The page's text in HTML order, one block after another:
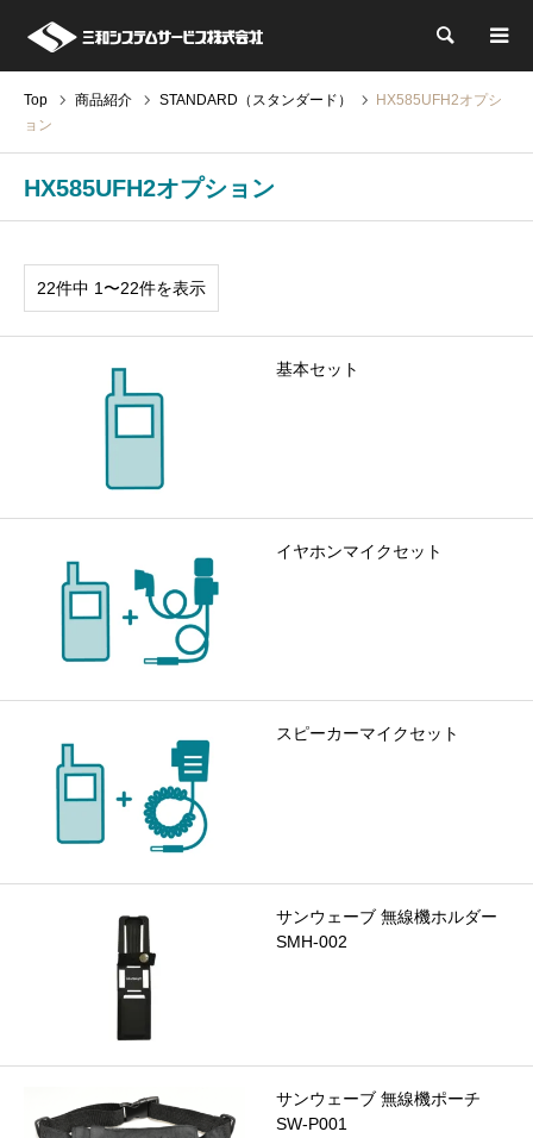
検索
Top 商品紹介 STANDARD（スタンダード）
HX585UFH2オプシ
ョン
HX585UFH2オプション
22件中 1〜22件を表示
基本セット
イヤホンマイクセット
スピーカーマイクセット
サンウェーブ 無線機ホルダー
SMH-002
サンウェーブ 無線機ポーチ
SW-P001